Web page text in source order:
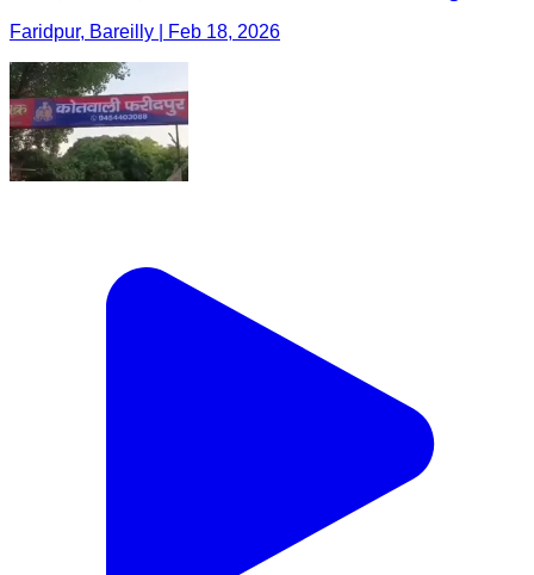
Faridpur, Bareilly | Feb 18, 2026